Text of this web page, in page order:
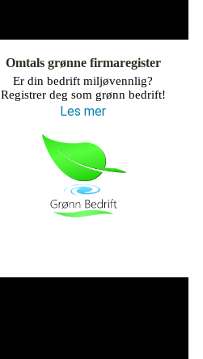
Omtals grønne firmaregister
Er din bedrift miljøvennlig?
Registrer deg som grønn bedrift!
Les mer